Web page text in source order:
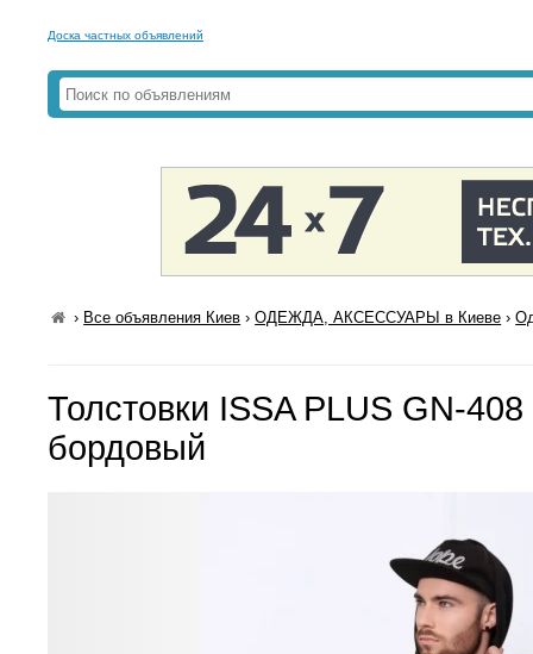
Доска частных объявлений
› Все объявления Киев ›ОДЕЖДА, АКСЕССУАРЫ в Киеве ›
Толстовки ISSA PLUS GN-
бордовый